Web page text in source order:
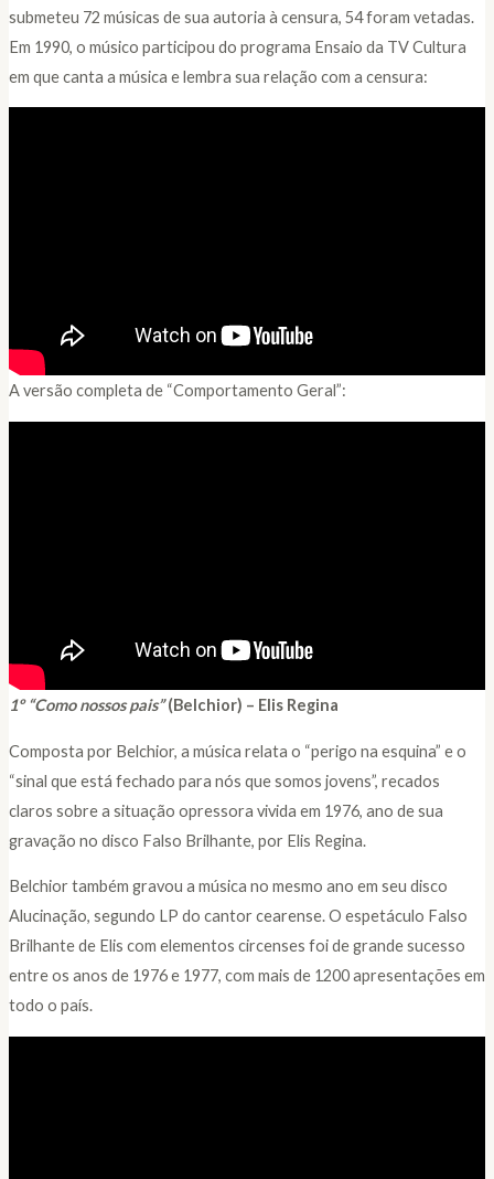
submeteu 72 músicas de sua autoria à censura, 54 foram vetadas.
Em 1990, o músico participou do programa Ensaio da TV Cultura
em que canta a música e lembra sua relação com a censura:
A versão completa de “Comportamento Geral”:
1º “Como nossos pais” (Belchior) – Elis Regina
Composta por Belchior, a música relata o “perigo na esquina” e o
“sinal que está fechado para nós que somos jovens”, recados
claros sobre a situação opressora vivida em 1976, ano de sua
gravação no disco Falso Brilhante, por Elis Regina.
Belchior também gravou a música no mesmo ano em seu disco
Alucinação, segundo LP do cantor cearense. O espetáculo Falso
Brilhante de Elis com elementos circenses foi de grande sucesso
entre os anos de 1976 e 1977, com mais de 1200 apresentações em
todo o país.